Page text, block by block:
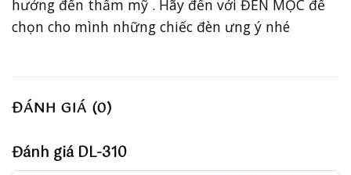
hưởng đến thẩm mỹ . Hãy đến với ĐÈN MỘC để
chọn cho mình những chiếc đèn ưng ý nhé
ĐÁNH GIÁ (0)
Đánh giá DL-310